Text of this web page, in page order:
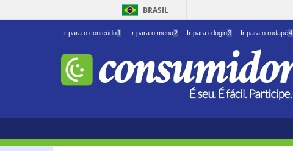
BRASIL
Ir para o conteúdo1 Ir para o menu2 Ir para o login3 Ir para o rodapé4